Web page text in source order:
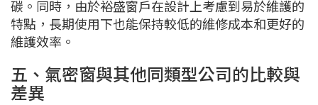
碳。同時，由於裕盛窗戶在設計上考慮到易於維護的
特點，長期使用下也能保持較低的維修成本和更好的
維護效率。
五、氣密窗與其他同類型公司的比較與
差異